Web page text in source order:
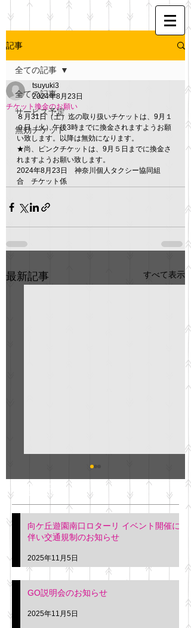
記事
全ての記事
サービス予定
無効チケット
全ての記事
チケット換金のお願い
tsuyuki3
2024年8月23日
８月31日（土）迄の取り扱いチケットは、9月１
０日（火）午後3時までに換金されますようお願
い致します。以降は無効になります。
★尚、ピンクチケットは、9月５日までに換金さ
れますようお願い致します。
2024年8月23日　神奈川個人タクシー協同組
合　チケット係
最新記事 すべて表示
明日(11月6日)午後3時～5
階会議室にてGOの説明会
を行います。 神奈川個人
タクシー協同組合 専務 佐
久間
最新記事
向ケ丘遊園南口ロターリ イベント開催に
伴い交通規制のお知らせ
2025年11月5日
GO説明会のお知らせ
2025年11月5日